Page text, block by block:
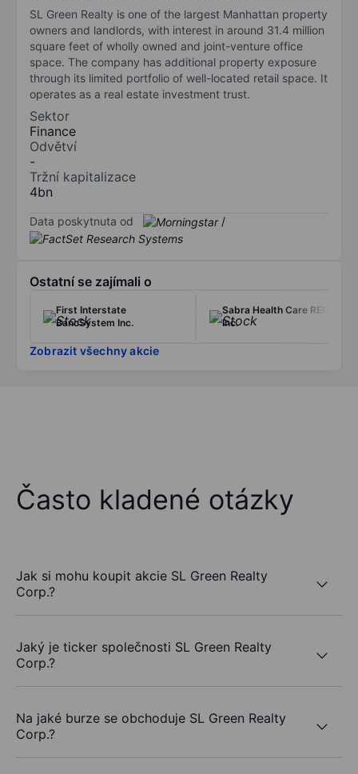
SL Green Realty is one of the largest Manhattan property
owners and landlords, with interest in around 31.4 million
square feet of wholly owned and joint-venture office
space. The company has additional property exposure
through its limited portfolio of well-located retail space. It
operates as a real estate investment trust.
Sektor
Finance
Odvětví
-
Tržní kapitalizace
4bn
Data poskytnuta od /
Ostatní se zajímali o
First Interstate
BancSystem Inc.
Sabra Health Care REIT,
Inc.
Zobrazit všechny akcie
Často kladené otázky
Jak si mohu koupit akcie SL Green Realty
Corp.?
Jaký je ticker společnosti SL Green Realty
Corp.?
Na jaké burze se obchoduje SL Green Realty
Corp.?